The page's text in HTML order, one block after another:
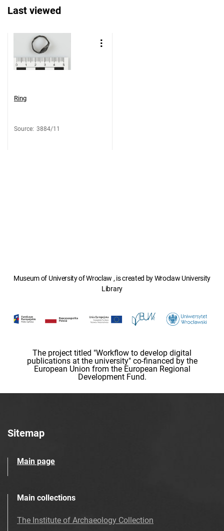
Last viewed
Ring
Source: 3884/11
Museum of University of Wroclaw , is created by Wroclaw University
Library
The project titled "Workflow to develop digital
publications at the university" co-financed by the
European Union from the European Regional
Development Fund.
Sitemap
Main page
Main collections
The Institute of Archaeology Collection